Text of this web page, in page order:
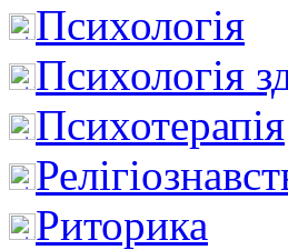
Психологія
Психологія
Психотерапія
Риторика